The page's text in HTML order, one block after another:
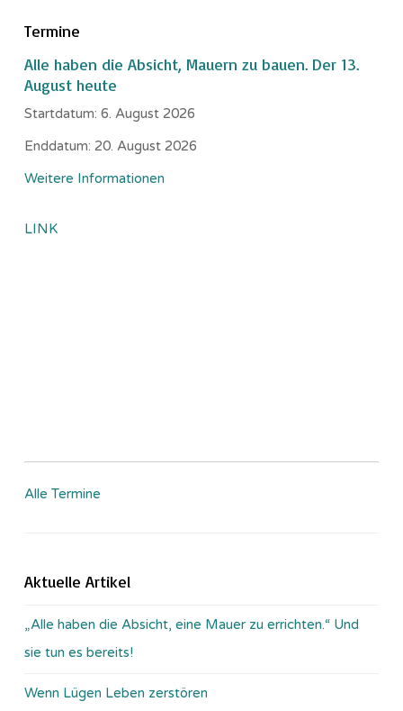
Termine
Alle haben die Absicht, Mauern zu bauen. Der 13.
August heute
Startdatum: 6. August 2026
Enddatum: 20. August 2026
Weitere Informationen
LINK
Alle Termine
Aktuelle Artikel
„Alle haben die Absicht, eine Mauer zu errichten.“ Und
sie tun es bereits!
Wenn Lügen Leben zerstören